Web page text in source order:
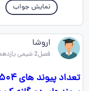
نمایش جواب
اروشا
فصل2 شیمی یازدهم